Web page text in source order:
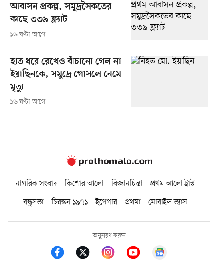
আবাসন প্রকল্প, সমুদ্রসৈকতের
কাছে ৩৩৯ ফ্ল্যাট
১৬ ঘণ্টা আগে
হাত ধরে রেখেও বাঁচানো গেল না
ইয়াছিনকে, সমুদ্রে গোসলে নেমে
মৃত্যু
১৬ ঘণ্টা আগে
নাগরিক সংবাদ কিশোর আলো বিজ্ঞানচিন্তা
প্রথম আলো ট্রাস্ট
বন্ধুসভা
চিরন্তন ১৯৭১ ইপেপার প্রথমা মোবাইল ভ্যাস
অনুসরণ করুন